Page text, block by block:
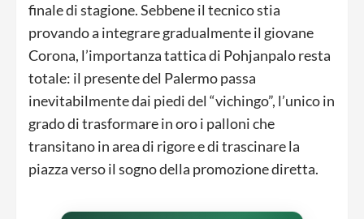
finale di stagione. Sebbene il tecnico stia
provando a integrare gradualmente il giovane
Corona, l’importanza tattica di Pohjanpalo resta
totale: il presente del Palermo passa
inevitabilmente dai piedi del “vichingo”, l’unico in
grado di trasformare in oro i palloni che
transitano in area di rigore e di trascinare la
piazza verso il sogno della promozione diretta.